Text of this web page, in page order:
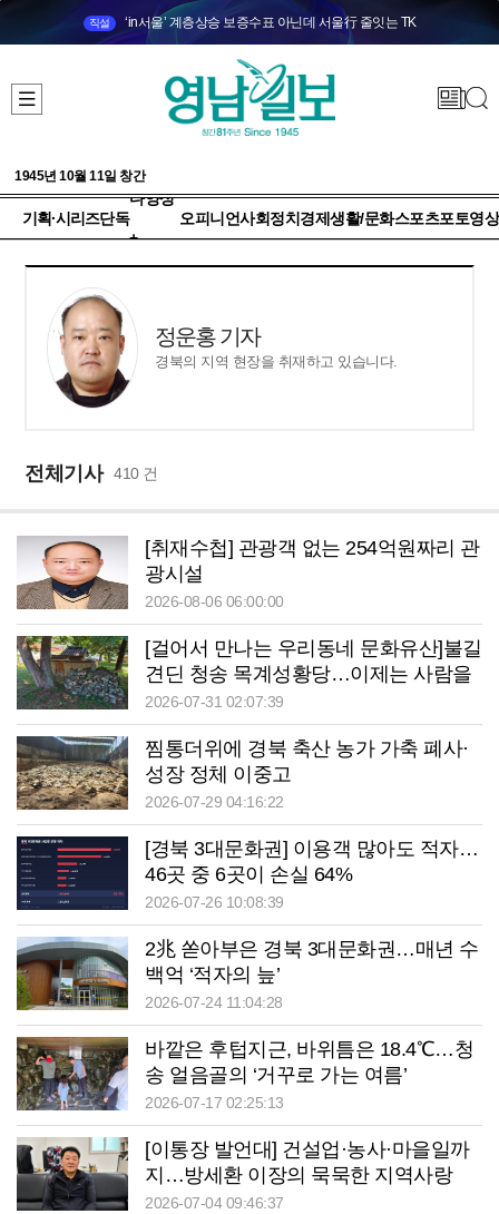
직설 ‘in서울’ 계층상승 보증수표 아닌데 서울行 줄잇는 TK
1945년 10월 11일 창간
기획·시리즈단독
다양성
+
오피니언사회정치 경제생활/문화스포츠포토영상
정운홍 기자
경북의 지역 현장을 취재하고 있습니다.
전체기사 410 건
[취재수첩] 관광객 없는 254억원짜리 관
광시설
2026-08-06 06:00:00
[걸어서 만나는 우리동네 문화유산]불길
견딘 청송 목계성황당…이제는 사람을
기다린다
2026-07-31 02:07:39
찜통더위에 경북 축산 농가 가축 폐사·
성장 정체 이중고
2026-07-29 04:16:22
[경북 3대문화권] 이용객 많아도 적자…
46곳 중 6곳이 손실 64%
2026-07-26 10:08:39
2兆 쏟아부은 경북 3대문화권…매년 수
백억 ‘적자의 늪’
2026-07-24 11:04:28
바깥은 후텁지근, 바위틈은 18.4℃…청
송 얼음골의 ‘거꾸로 가는 여름’
2026-07-17 02:25:13
[이통장 발언대] 건설업·농사·마을일까
지…방세환 이장의 묵묵한 지역사랑
2026-07-04 09:46:37